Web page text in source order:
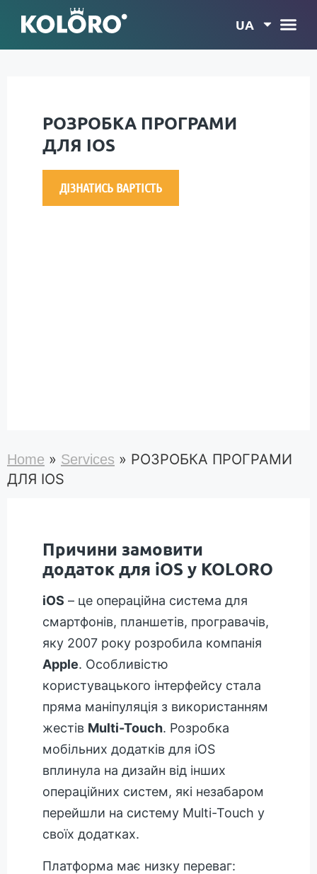
UA
РОЗРОБКА ПРОГРАМИ
ДЛЯ IOS
ДІЗНАТИСЬ ВАРТІСТЬ
Home » Services » РОЗРОБКА ПРОГРАМИ
ДЛЯ IOS
Причини замовити
додаток для iOS у KOLORO
iOS – це операційна система для
смартфонів, планшетів, програвачів,
яку 2007 року розробила компанія
Apple. Особливістю
користувацького інтерфейсу стала
пряма маніпуляція з використанням
жестів Multi-Touch. Розробка
мобільних додатків для iOS
вплинула на дизайн від інших
операційних систем, які незабаром
перейшли на систему Multi-Touch у
своїх додатках.
Платформа має низку переваг: